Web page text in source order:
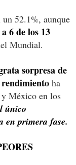
52.1%, aunque
6 de los 13
Mundial.
sorpresa de
ha
y México en los
único
en primera fase.